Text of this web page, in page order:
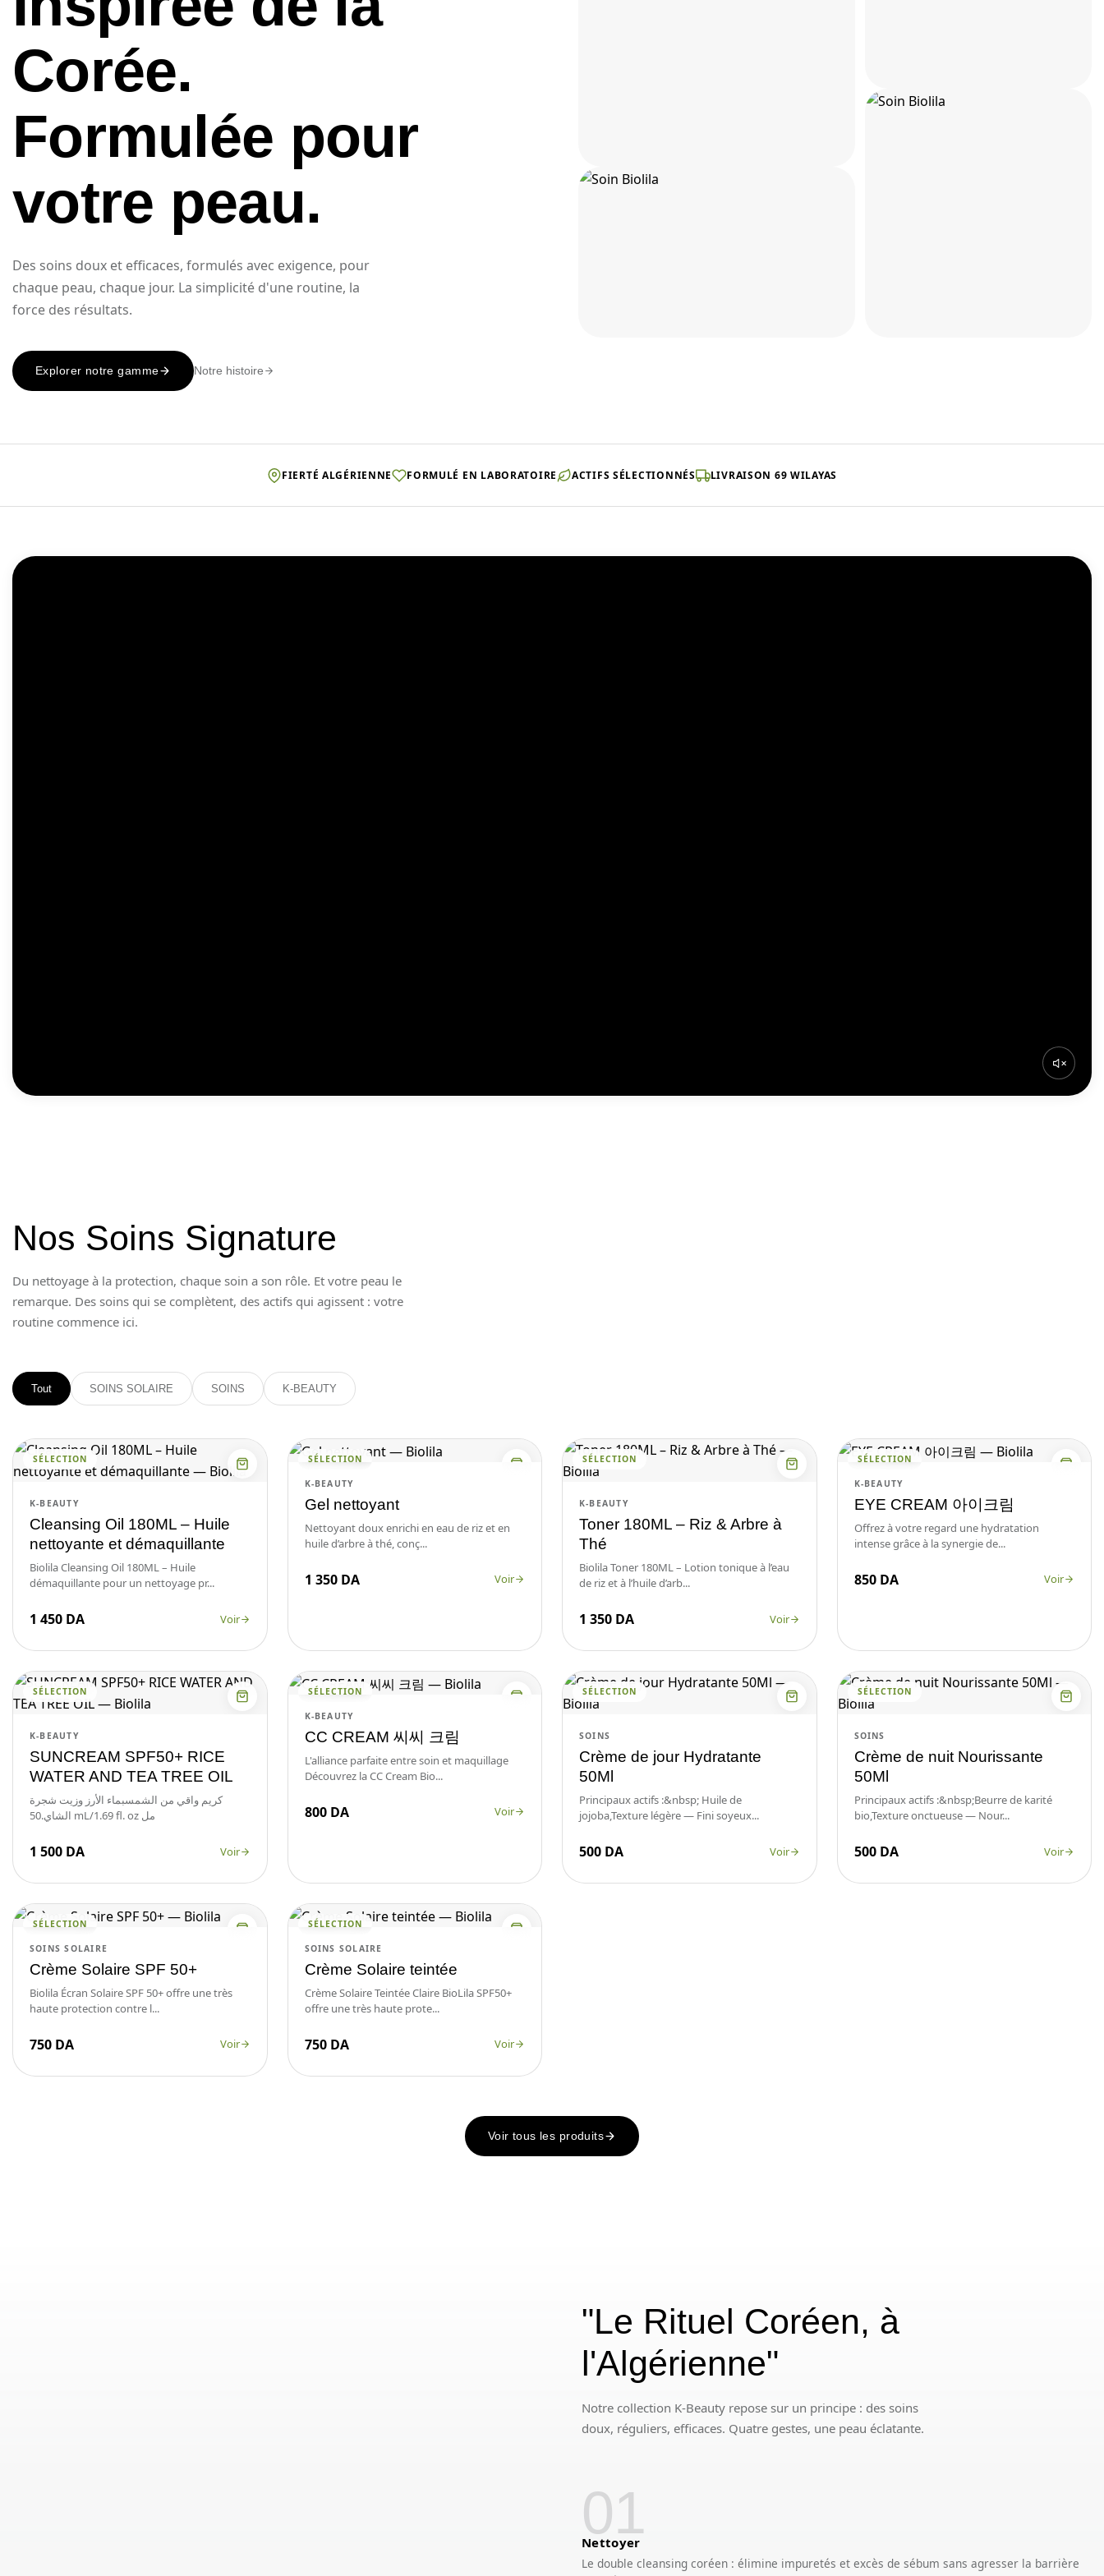
Corée.
Formulée pour
votre peau.
Des soins doux et efficaces, formulés avec exigence, pour
chaque peau, chaque jour. La simplicité d'une routine, la
force des résultats.
Explorer notre gamme Notre histoire
FIERTÉ ALGÉRIENNE FORMULÉ EN LABORATOIRE ACTIFS SÉLECTIONNÉS LIVRAISON 69 WILAYAS
Nos Soins Signature
Du nettoyage à la protection, chaque soin a son rôle. Et votre peau le
remarque. Des soins qui se complètent, des actifs qui agissent : votre
routine commence ici.
Tout SOINS SOLAIRE SOINS K-BEAUTY
SÉLECTION
K-BEAUTY
Cleansing Oil 180ML – Huile
nettoyante et démaquillante
Biolila Cleansing Oil 180ML – Huile
démaquillante pour un nettoyage pr...
1 450 DA Voir
SÉLECTION
K-BEAUTY
Gel nettoyant
Nettoyant doux enrichi en eau de riz et en
huile d’arbre à thé, conç...
1 350 DA Voir
SÉLECTION
K-BEAUTY
Toner 180ML – Riz & Arbre à
Thé
Biolila Toner 180ML – Lotion tonique à l’eau
de riz et à l’huile d’arb...
1 350 DA Voir
SÉLECTION
K-BEAUTY
EYE CREAM 아이크림
Offrez à votre regard une hydratation
intense grâce à la synergie de...
850 DA Voir
SÉLECTION
K-BEAUTY
SUNCREAM SPF50+ RICE
WATER AND TEA TREE OIL
كريم واقي من الشمسبماء الأرز وزيت شجرة
الشاي.50 mL/1.69 fl. oz مل
1 500 DA Voir
SÉLECTION
K-BEAUTY
CC CREAM 씨씨 크림
L'alliance parfaite entre soin et maquillage
Découvrez la CC Cream Bio...
800 DA Voir
SÉLECTION
SOINS
Crème de jour Hydratante
50Ml
Principaux actifs :&nbsp; Huile de
jojoba,Texture légère — Fini soyeux...
500 DA Voir
SÉLECTION
SOINS
Crème de nuit Nourissante
50Ml
Principaux actifs :&nbsp;Beurre de karité
bio,Texture onctueuse — Nour...
500 DA Voir
SÉLECTION
SOINS SOLAIRE
Crème Solaire SPF 50+
Biolila Écran Solaire SPF 50+ offre une très
haute protection contre l...
750 DA Voir
SÉLECTION
SOINS SOLAIRE
Crème Solaire teintée
Crème Solaire Teintée Claire BioLila SPF50+
offre une très haute prote...
750 DA Voir
Voir tous les produits
"Le Rituel Coréen, à
l'Algérienne"
Notre collection K-Beauty repose sur un principe : des soins
doux, réguliers, efficaces. Quatre gestes, une peau éclatante.
01
Nettoyer
Le double cleansing coréen : élimine impuretés et excès de sébum sans agresser la barrière